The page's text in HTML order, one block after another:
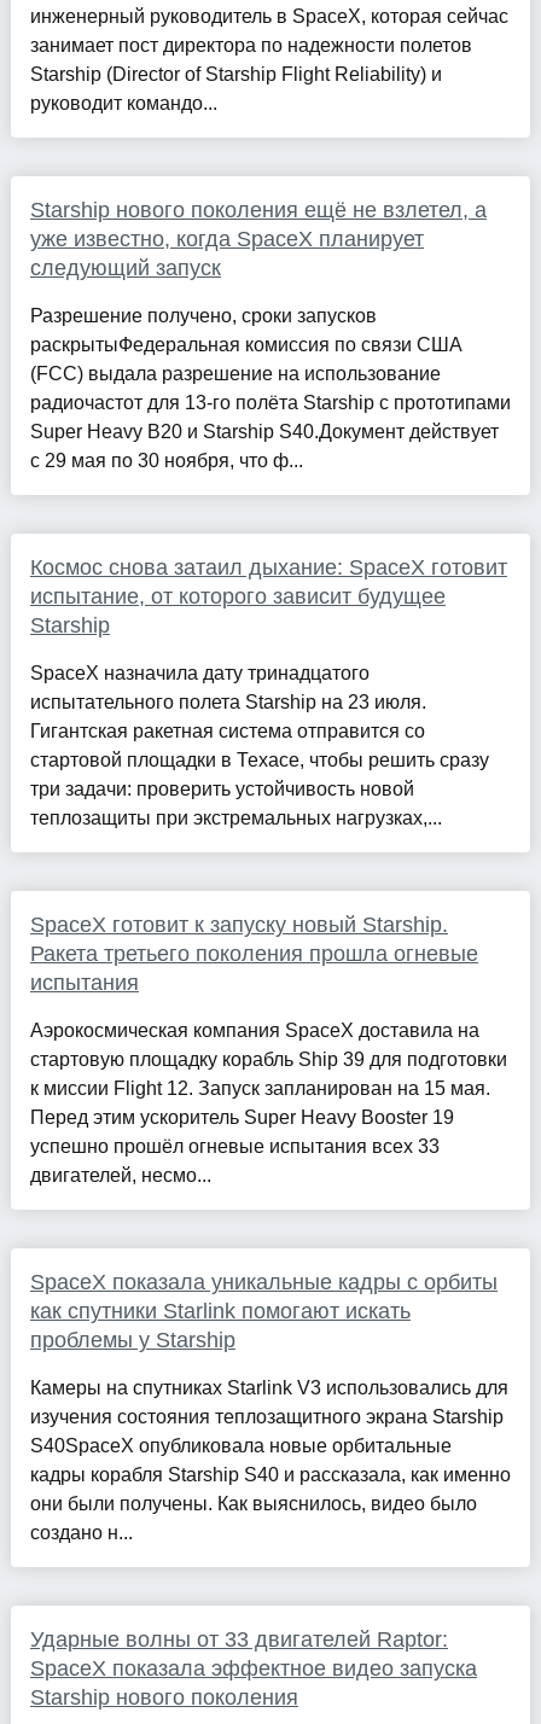
инженерный руководитель в SpaceX, которая сейчас
занимает пост директора по надежности полетов
Starship (Director of Starship Flight Reliability) и
руководит командо...
Starship нового поколения ещё не взлетел, а
уже известно, когда SpaceX планирует
следующий запуск
Разрешение получено, сроки запусков
раскрытыФедеральная комиссия по связи США
(FCC) выдала разрешение на использование
радиочастот для 13-го полёта Starship с прототипами
Super Heavy B20 и Starship S40.Документ действует
с 29 мая по 30 ноября, что ф...
Космос снова затаил дыхание: SpaceX готовит
испытание, от которого зависит будущее
Starship
SpaceX назначила дату тринадцатого
испытательного полета Starship на 23 июля.
Гигантская ракетная система отправится со
стартовой площадки в Техасе, чтобы решить сразу
три задачи: проверить устойчивость новой
теплозащиты при экстремальных нагрузках,...
SpaceX готовит к запуску новый Starship.
Ракета третьего поколения прошла огневые
испытания
Аэрокосмическая компания SpaceX доставила на
стартовую площадку корабль Ship 39 для подготовки
к миссии Flight 12. Запуск запланирован на 15 мая.
Перед этим ускоритель Super Heavy Booster 19
успешно прошёл огневые испытания всех 33
двигателей, несмо...
SpaceX показала уникальные кадры с орбиты
как спутники Starlink помогают искать
проблемы у Starship
Камеры на спутниках Starlink V3 использовались для
изучения состояния теплозащитного экрана Starship
S40SpaceX опубликовала новые орбитальные
кадры корабля Starship S40 и рассказала, как именно
они были получены. Как выяснилось, видео было
создано н...
Ударные волны от 33 двигателей Raptor:
SpaceX показала эффектное видео запуска
Starship нового поколения